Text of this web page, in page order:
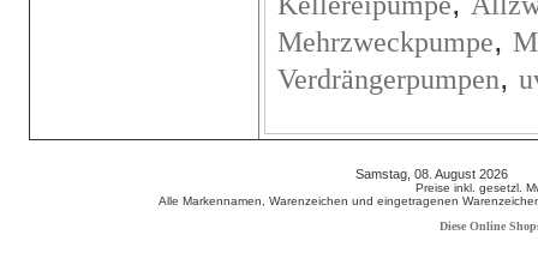
Mehrzweckpumpe,
Verdrängerpumpen,
Samstag, 08. August 2026
Preise inkl. gesetzl.
Alle Markennamen, Warenzeichen und eingetragenen
Diese Online